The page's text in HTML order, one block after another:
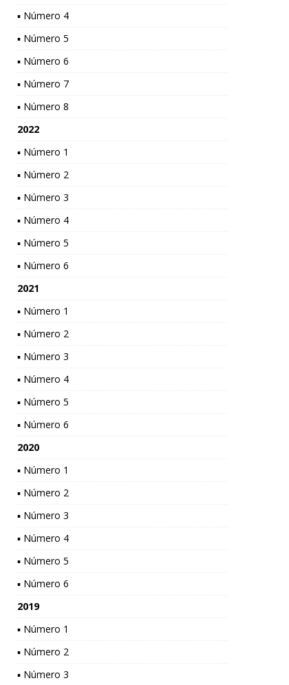
▪ Número 4
▪ Número 5
▪ Número 6
▪ Número 7
▪ Número 8
2022
▪ Número 1
▪ Número 2
▪ Número 3
▪ Número 4
▪ Número 5
▪ Número 6
2021
▪ Número 1
▪ Número 2
▪ Número 3
▪ Número 4
▪ Número 5
▪ Número 6
2020
▪ Número 1
▪ Número 2
▪ Número 3
▪ Número 4
▪ Número 5
▪ Número 6
2019
▪ Número 1
▪ Número 2
▪ Número 3